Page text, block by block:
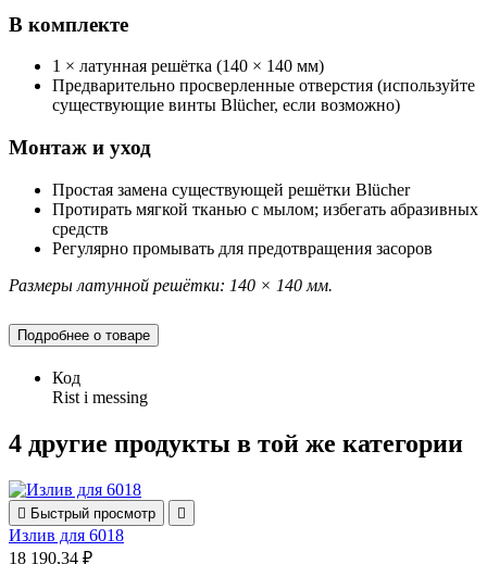
В комплекте
1 × латунная решётка (140 × 140 мм)
Предварительно просверленные отверстия (используйте
существующие винты Blücher, если возможно)
Монтаж и уход
Простая замена существующей решётки Blücher
Протирать мягкой тканью с мылом; избегать абразивных
средств
Регулярно промывать для предотвращения засоров
Размеры латунной решётки: 140 × 140 мм.
Подробнее о товаре
Код
Rist i messing
4 другие продукты в той же категории
 Быстрый просмотр 
Излив для 6018
18 190,34 ₽